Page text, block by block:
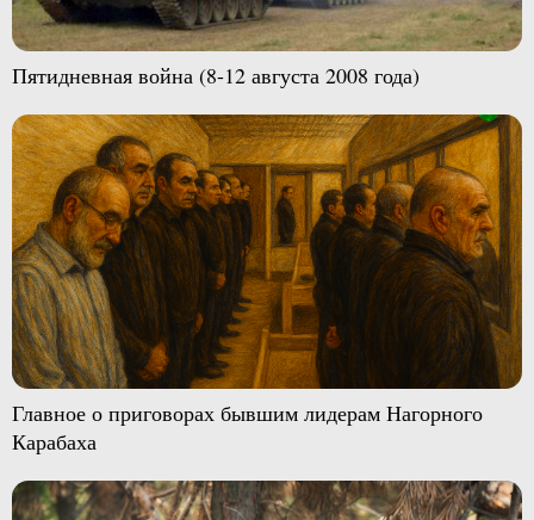
Пятидневная война (8-12 августа 2008 года)
Главное о приговорах бывшим лидерам Нагорного
Карабаха